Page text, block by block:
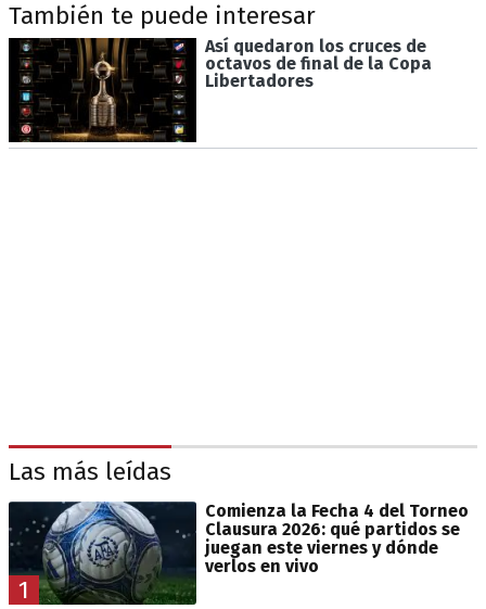
También te puede interesar
Así quedaron los cruces de
octavos de final de la Copa
Libertadores
Las más leídas
1
Comienza la Fecha 4 del Torneo
Clausura 2026: qué partidos se
juegan este viernes y dónde
verlos en vivo